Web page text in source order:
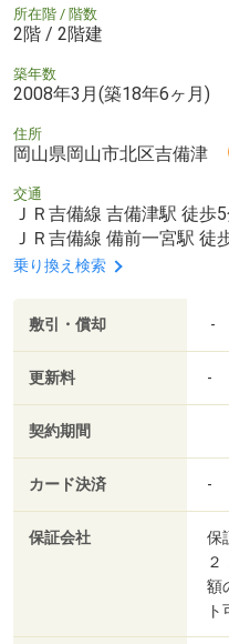
所在階 / 階数
2階 / 2階建
築年数
2008年3月(築18年6ヶ月)
住所
岡山県岡山市北区吉備津
交通
ＪＲ吉備線 吉備津駅 徒歩
ＪＲ吉備線 備前一宮駅 徒
乗り換え検索
敷引・償却 -
更新料 -
契約期間
カード決済 -
保証会社
保
２
額